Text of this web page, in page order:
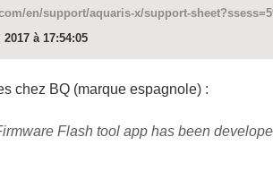
en/support/aquaris-x/support-
à 17:54:05
chez BQ (marque espagnole) :
Flash tool app has been